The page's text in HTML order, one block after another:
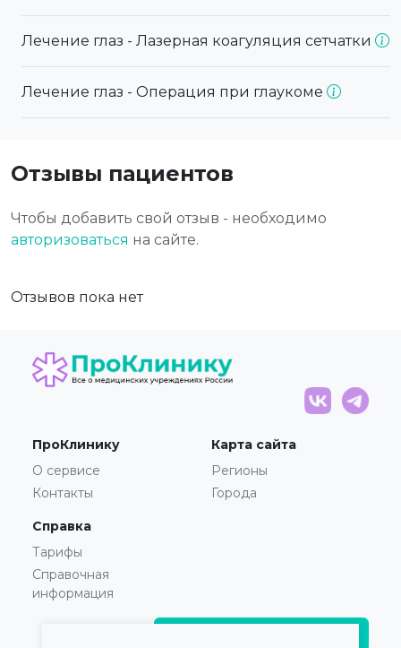
Лечение глаз - Лазерная коагуляция сетчатки
Лечение глаз - Операция при глаукоме
Отзывы пациентов
Чтобы добавить свой отзыв - необходимо
авторизоваться на сайте.
Отзывов пока нет
ПроКлинику
О сервисе
Контакты
Карта сайта
Регионы
Города
Справка
Тарифы
Справочная
информация